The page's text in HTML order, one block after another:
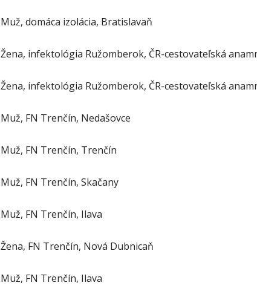
Muž, domáca izolácia, Bratislavaň
Žena, infektológia Ružomberok, ČR-cestovateľská
Žena, infektológia Ružomberok, ČR-cestovateľská
Muž, FN Trenčín, Nedašovce
Muž, FN Trenčín, Trenčín
Muž, FN Trenčín, Skačany
Muž, FN Trenčín, Ilava
Žena, FN Trenčín, Nová Dubnicaň
Muž, FN Trenčín, Ilava